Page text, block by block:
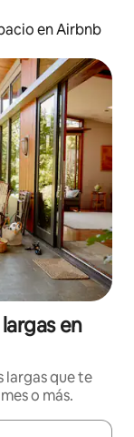
en Airbnb
en
largas que te
o más.